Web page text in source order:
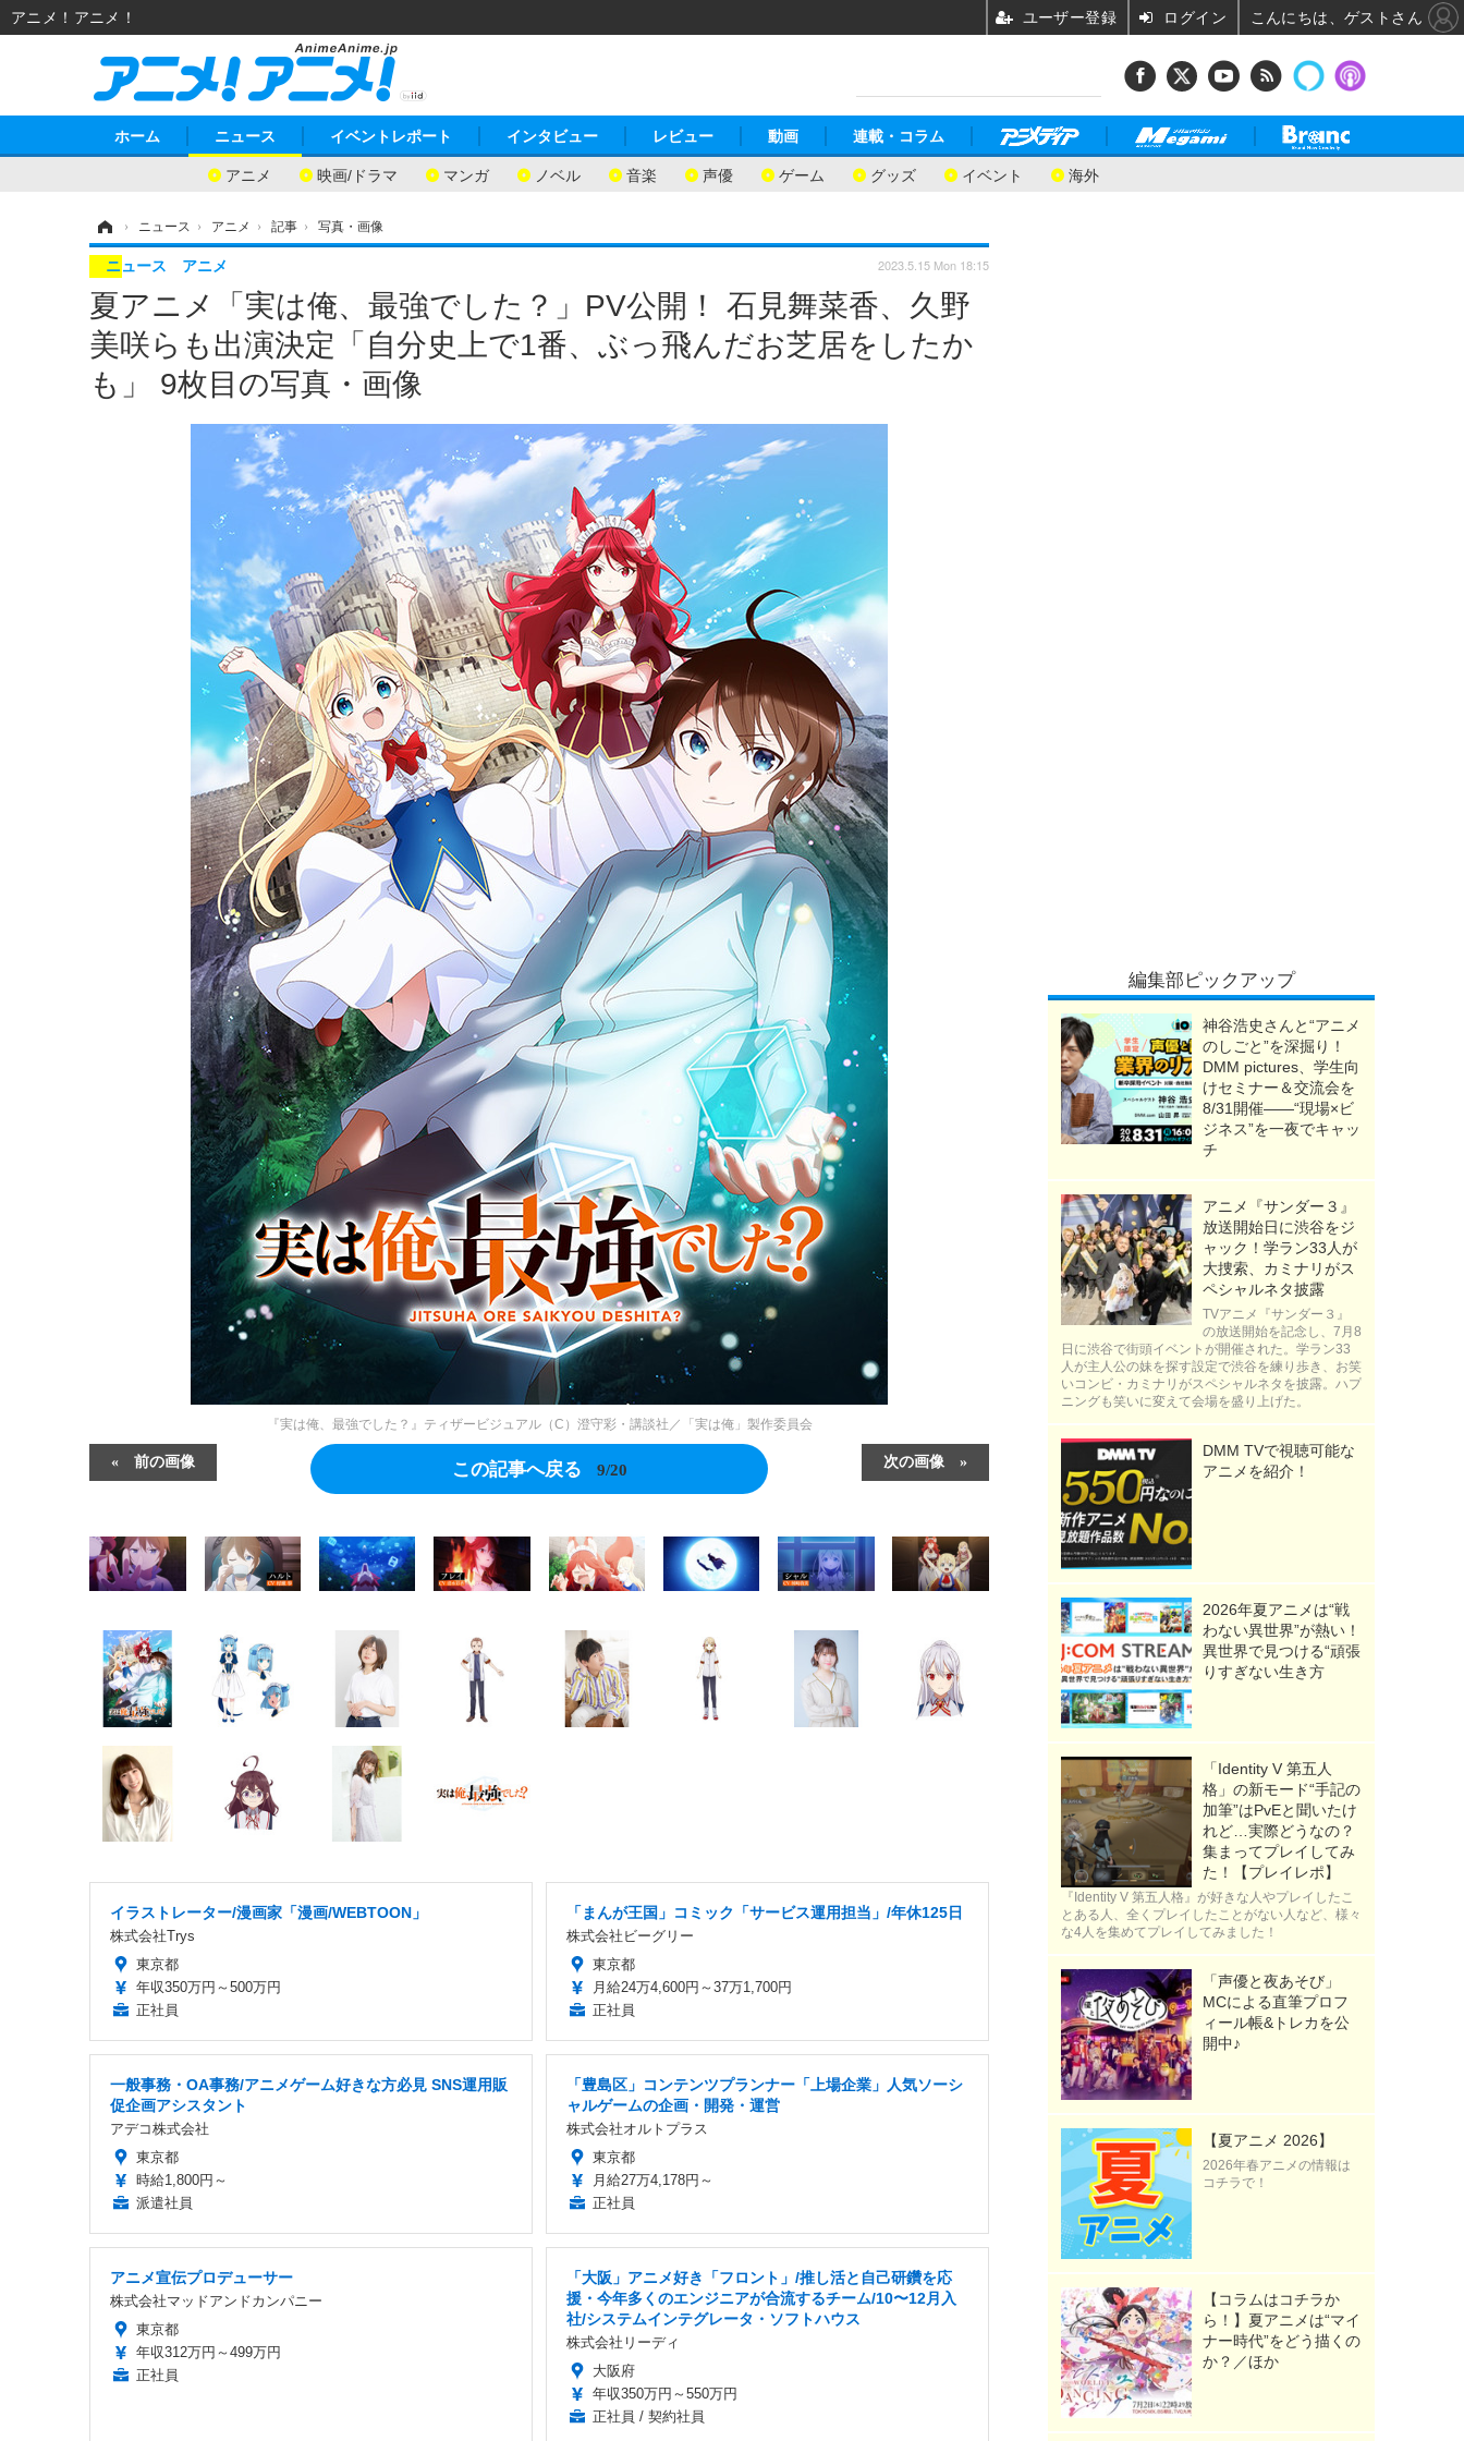
ホーム ニュース
アニメ 映画/ドラマ マンガ ノベル 音楽 声優 ゲーム グッズ イベント 海外
イベントレポート インタビュー レビュー 動画 連載・コラム
› ニュース › アニメ › 記事 › 写真・画像
夏アニメ「実は俺、最強でした？」PV公開！ 石見舞菜香、久野
美咲らも出演決定「自分史上で1番、ぶっ飛んだお芝居をしたか
も」 9枚目の写真・画像
ニュース アニメ 2023.5.15 Mon 18:15
『実は俺、最強でした？』ティザービジュアル（C）澄守彩・講談社／「実は俺」製作委員会
前の画像 次の画像
この記事へ戻る 9/20
イラストレーター/漫画家「漫画/WEBTOON」
株式会社Trys
東京都
年収350万円～500万円
正社員
「まんが王国」コミック「サービス運用担当」/年休125日
株式会社ビーグリー
東京都
月給24万4,600円～37万1,700円
正社員
一般事務・OA事務/アニメゲーム好きな方必見 SNS運用販
促企画アシスタント
アデコ株式会社
東京都
時給1,800円～
派遣社員
「豊島区」コンテンツプランナー「上場企業」人気ソーシ
ャルゲームの企画・開発・運営
株式会社オルトプラス
東京都
月給27万4,178円～
正社員
アニメ宣伝プロデューサー
株式会社マッドアンドカンパニー
東京都
年収312万円～499万円
正社員
「大阪」アニメ好き「フロント」/推し活と自己研鑽を応
援・今年多くのエンジニアが合流するチーム/10〜12月入
社/システムインテグレータ・ソフトハウス
株式会社リーディ
大阪府
年収350万円～550万円
正社員 / 契約社員
編集部ピックアップ
神谷浩史さんと“アニメ
のしごと”を深掘り！
DMM pictures、学生向
けセミナー＆交流会を
8/31開催――“現場×ビ
ジネス”を一夜でキャッ
チ
アニメ『サンダー３』
放送開始日に渋谷をジ
ャック！学ラン33人が
大捜索、カミナリがス
ペシャルネタ披露
TVアニメ『サンダー３』
の放送開始を記念し、7月8
日に渋谷で街頭イベントが開催された。学ラン33
人が主人公の妹を探す設定で渋谷を練り歩き、お笑
いコンビ・カミナリがスペシャルネタを披露。ハプ
ニングも笑いに変えて会場を盛り上げた。
DMM TVで視聴可能な
アニメを紹介！
2026年夏アニメは“戦
わない異世界”が熱い！
異世界で見つける“頑張
りすぎない生き方
「Identity V 第五人
格」の新モード“手記の
加筆”はPvEと聞いたけ
れど…実際どうなの？
集まってプレイしてみ
た！【プレイレポ】
『Identity V 第五人格』が好きな人やプレイしたこ
とある人、全くプレイしたことがない人など、様々
な4人を集めてプレイしてみました！
「声優と夜あそび」
MCによる直筆プロフ
ィール帳&トレカを公
開中♪
【夏アニメ 2026】
2026年春アニメの情報は
コチラで！
【コラムはコチラか
ら！】夏アニメは“マイ
ナー時代”をどう描くの
か？／ほか
アニメ！アニメ！ ユーザー登録 ログイン こんにちは、ゲストさん